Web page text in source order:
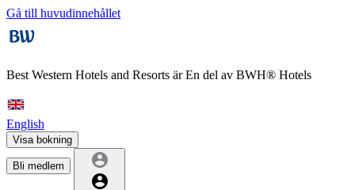
Gå till huvudinnehållet
Best Western Hotels and Resorts ärEn del av BWH® Hotels
English
Visa bokning
Bli medlem